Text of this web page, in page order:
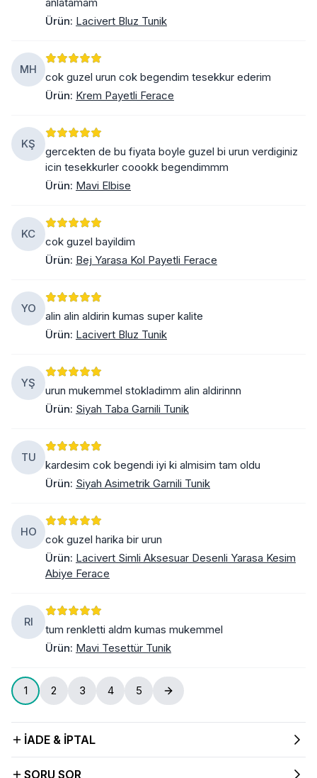
Ürün: Lacivert Bluz Tunik
MH
cok guzel urun cok begendim tesekkur ederim
Ürün: Krem Payetli Ferace
KŞ
gercekten de bu fiyata boyle guzel bi urun verdiginiz
icin tesekkurler coookk begendimmm
Ürün: Mavi Elbise
KC
cok guzel bayildim
Ürün: Bej Yarasa Kol Payetli Ferace
YO
alin alin aldirin kumas super kalite
Ürün: Lacivert Bluz Tunik
YŞ
urun mukemmel stokladimm alin aldirinnn
Ürün: Siyah Taba Garnili Tunik
TU
kardesim cok begendi iyi ki almisim tam oldu
Ürün: Siyah Asimetrik Garnili Tunik
HO
cok guzel harika bir urun
Ürün: Lacivert Simli Aksesuar Desenli Yarasa Kesim
Abiye Ferace
RI
tum renkletti aldm kumas mukemmel
Ürün: Mavi Tesettür Tunik
1 2 3 4 5
İADE & İPTAL
SORU SOR